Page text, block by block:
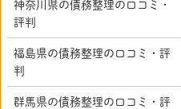
神奈川県の債務整理の口コミ・
評判
福島県の債務整理の口コミ・評
判
群馬県の債務整理の口コミ・評